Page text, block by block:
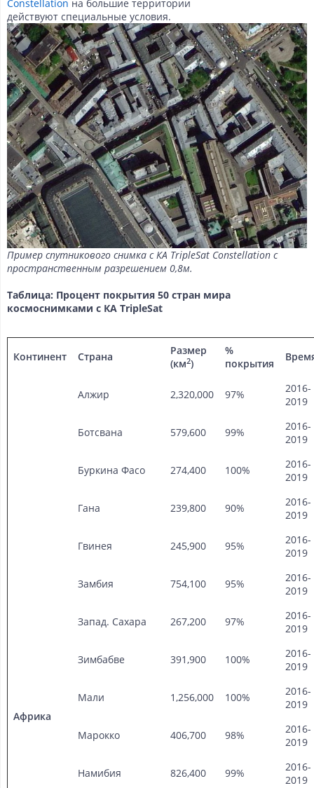
Constellation на большие территории
действуют специальные условия.
Пример спутникового снимка с КА TripleSat Constellation с
пространственным разрешением 0,8м.
Таблица: Процент покрытия 50 стран мира
космоснимками с КА TripleSat
Континент Страна
Размер
(км2)
%
покрытия
Африка
Алжир 2,320,000 97%
2016-
2019
Ботсвана 579,600 99%
2016-
2019
Буркина Фасо 274,400 100%
2016-
2019
Гана 239,800 90%
2016-
2019
Гвинея 245,900 95%
2016-
2019
Замбия 754,100 95%
2016-
2019
Запад. Сахара 267,200 97%
2016-
2019
Зимбабве 391,900 100%
2016-
2019
Мали 1,256,000 100%
2016-
2019
Марокко 406,700 98%
2016-
2019
Намибия 826,400 99%
2016-
2019
Данные с российских спутников
Топографические, тематические и специальные карты
Водное хозяйство
Картография
Банковское дело и Страхование
Оборона и Геопространственная разведка
Водное хозяйство
Картография
Судебная экспертиза